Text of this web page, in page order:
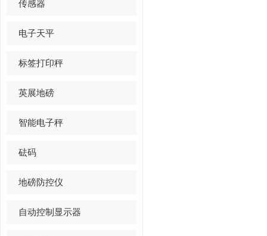
传感器
电子天平
标签打印秤
英展地磅
智能电子秤
砝码
地磅防控仪
自动控制显示器